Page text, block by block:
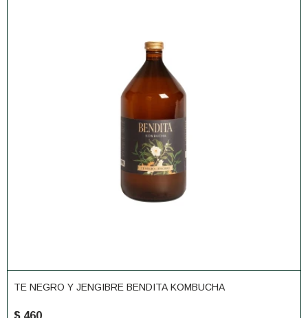
TE NEGRO Y JENGIBRE BENDITA KOMBUCHA
$ 460